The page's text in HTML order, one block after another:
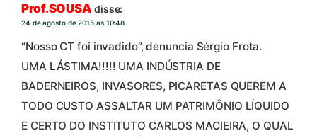
Prof.SOUSA disse:
24 de agosto de 2015 às 10:48
“Nosso CT foi invadido”, denuncia Sérgio Frota.
UMA LÁSTIMA!!!!! UMA INDÚSTRIA DE
BADERNEIROS, INVASORES, PICARETAS QUEREM A
TODO CUSTO ASSALTAR UM PATRIMÔNIO LÍQUIDO
E CERTO DO INSTITUTO CARLOS MACIEIRA, O QUAL